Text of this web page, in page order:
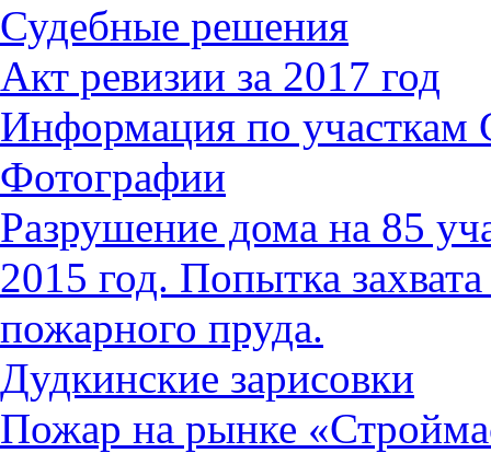
Судебные решения
Акт ревизии за 2017 год
Информация по
Фотографии
Разрушение дома на 85
2015 год. Попытка
пожарного пруда.
Дудкинские зарисовки
Пожар на рынке